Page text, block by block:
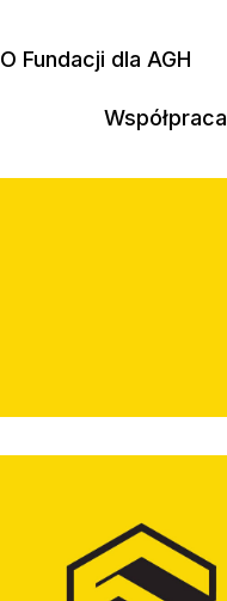
O Fundacji dla AGH
Współpraca